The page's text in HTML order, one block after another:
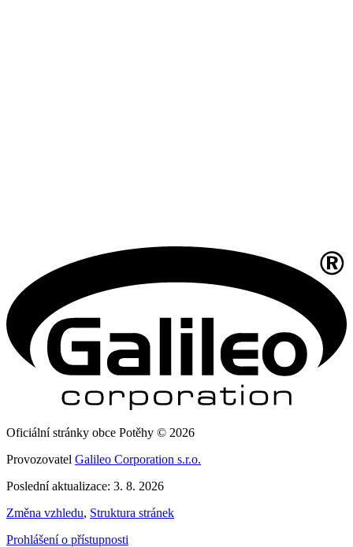
Oficiální stránky obce Potěhy © 2026
Provozovatel Galileo Corporation s.r.o.
Poslední aktualizace: 3. 8. 2026
Změna vzhledu, Struktura stránek
Prohlášení o přístupnosti